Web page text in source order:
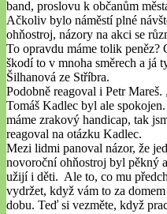
band, proslovu k občanům
Ačkoliv bylo náměstí plné
ohňostroj, názory na akci se
To opravdu máme tolik peněz?
škodí to v mnoha směrech a já
Šilhanová ze Stříbra.
Podobně reagoval i Petr
Tomáš Kadlec byl ale
máme zrakový handicap, tak
reagoval na otázku Kadlec.
Mezi lidmi panoval názor, že
novoroční ohňostroj byl pěkný
užijí i děti. Ale to, co mu
vydržet, když vám to za
dobu. Teď si vezměte, když